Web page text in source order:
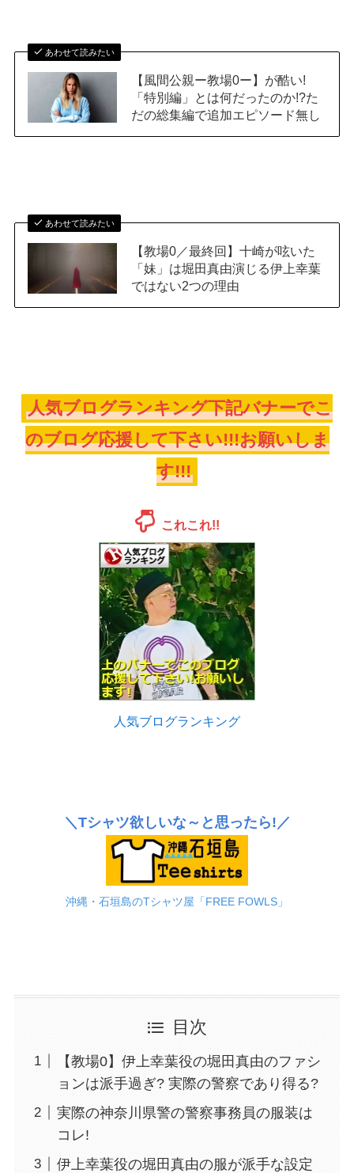
あわせて読みたい
【風間公親ー教場0ー】が酷い!
「特別編」とは何だったのか!?た
だの総集編で追加エピソード無し
あわせて読みたい
【教場0／最終回】十崎が呟いた
「妹」は堀田真由演じる伊上幸葉
ではない2つの理由
人気ブログランキング下記バナーでこ
のブログ応援して下さい!!!お願いしま
す!!!
これこれ!!
人気ブログランキング
＼Tシャツ欲しいな～と思ったら!／
沖縄・石垣島のTシャツ屋「FREE FOWLS」
目次
【教場0】伊上幸葉役の堀田真由のファシ
ョンは派手過ぎ? 実際の警察であり得る?
実際の神奈川県警の警察事務員の服装は
コレ!
伊上幸葉役の堀田真由の服が派手な設定